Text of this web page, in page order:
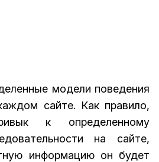
модели поведения
сайте. Как правило,
к определенному
на сайте,
информацию он будет